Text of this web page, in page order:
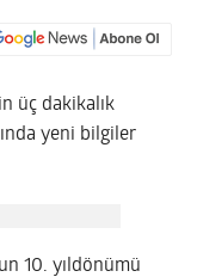
üç dakikalık
yeni bilgiler
10. yıldönümü